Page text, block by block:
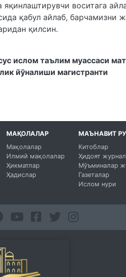
яқинлаштирувчи воситага
қабул айлаб, барчамизни
қилсин.
ислом таълим муассаси
йўналиши магистранти
МАҚОЛАЛАР
Мақолалар
Илмий мақолалар
Ҳикматлар
Ҳадислар
МАЪНАВИТ
Китоблар
Ҳидоят
Мўъминалар
Газеталар
Ислом нури